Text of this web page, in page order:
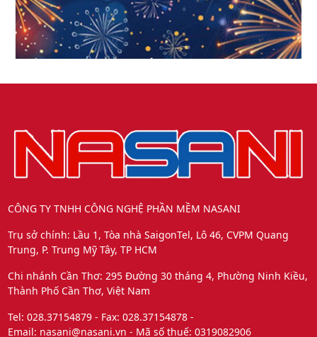
CÔNG TY TNHH CÔNG NGHỆ PHẦN MỀM NASANI
Trụ sở chính: Lầu 1, Tòa nhà SaigonTel, Lô 46, CVPM Quang
Trung, P. Trung Mỹ Tây, TP HCM
Chi nhánh Cần Thơ: 295 Đường 30 tháng 4, Phường Ninh Kiều,
Thành Phố Cần Thơ, Việt Nam
Tel: 028.37154879 - Fax: 028.37154878 -
Email: nasani@nasani.vn - Mã số thuế: 0319082906